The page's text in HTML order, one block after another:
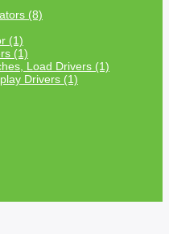
(8)
(1)
(1)
Load Drivers (1)
Drivers (1)